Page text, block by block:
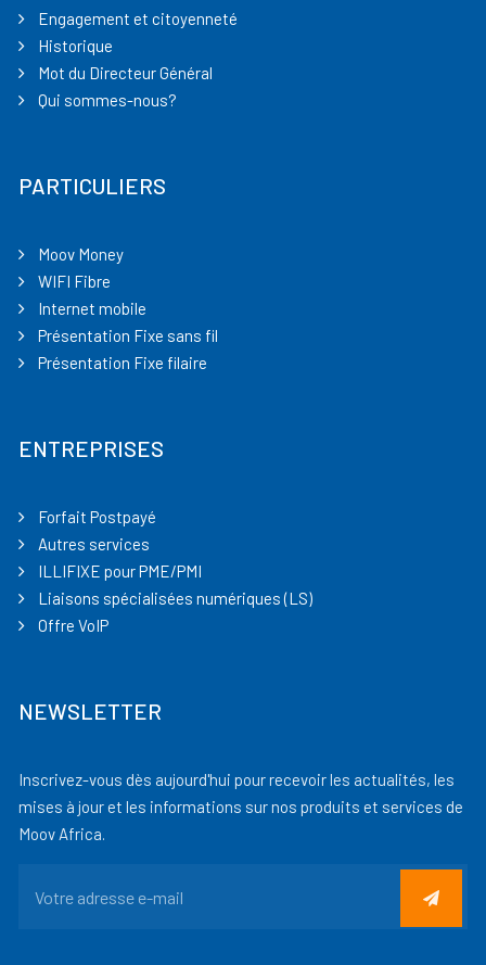
Engagement et citoyenneté
Historique
Mot du Directeur Général
Qui sommes-nous?
PARTICULIERS
Moov Money
WIFI Fibre
Internet mobile
Présentation Fixe sans fil
Présentation Fixe filaire
ENTREPRISES
Forfait Postpayé
Autres services
ILLIFIXE pour PME/PMI
Liaisons spécialisées numériques (LS)
Offre VoIP
NEWSLETTER
Inscrivez-vous dès aujourd'hui pour recevoir les actualités, les
mises à jour et les informations sur nos produits et services de
Moov Africa.